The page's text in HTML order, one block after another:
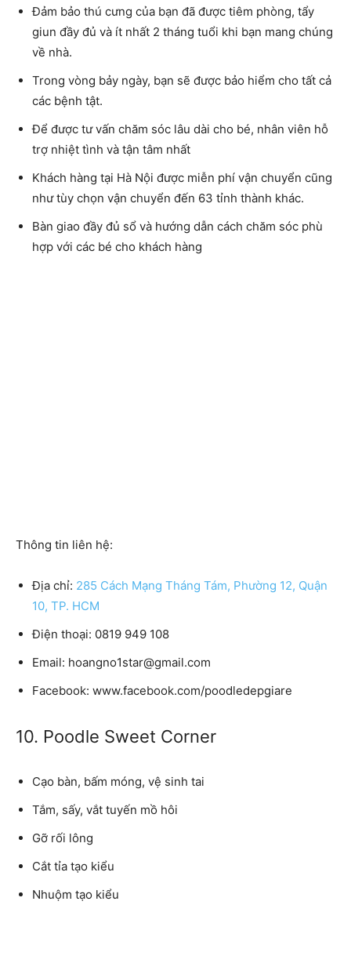
Đảm bảo thú cưng của bạn đã được tiêm phòng, tẩy
giun đầy đủ và ít nhất 2 tháng tuổi khi bạn mang chúng
về nhà.
Trong vòng bảy ngày, bạn sẽ được bảo hiểm cho tất cả
các bệnh tật.
Để được tư vấn chăm sóc lâu dài cho bé, nhân viên hỗ
trợ nhiệt tình và tận tâm nhất
Khách hàng tại Hà Nội được miễn phí vận chuyển cũng
như tùy chọn vận chuyển đến 63 tỉnh thành khác.
Bàn giao đầy đủ sổ và hướng dẫn cách chăm sóc phù
hợp với các bé cho khách hàng
Thông tin liên hệ:
Địa chỉ: 285 Cách Mạng Tháng Tám, Phường 12, Quận
10, TP. HCM
Điện thoại: 0819 949 108
Email: hoangno1star@gmail.com
Facebook: www.facebook.com/poodledepgiare
10. Poodle Sweet Corner
Cạo bàn, bấm móng, vệ sinh tai
Tắm, sấy, vắt tuyến mồ hôi
Gỡ rối lông
Cắt tỉa tạo kiểu
Nhuộm tạo kiểu